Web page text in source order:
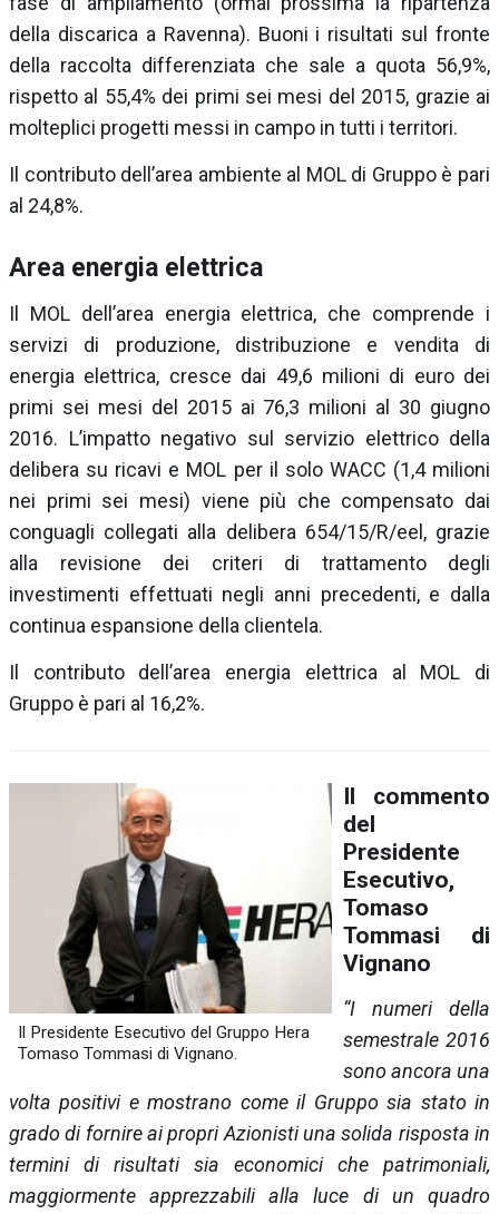
della discarica a Ravenna). Buoni i risultati sul fronte
della raccolta differenziata che sale a quota 56,9%,
rispetto al 55,4% dei primi sei mesi del 2015, grazie ai
molteplici progetti messi in campo in tutti i territori.
Il contributo dell’area ambiente al MOL di Gruppo è pari
al 24,8%.
Area energia elettrica
Il MOL dell’area energia elettrica, che comprende i
servizi di produzione, distribuzione e vendita di
energia elettrica, cresce dai 49,6 milioni di euro dei
primi sei mesi del 2015 ai 76,3 milioni al 30 giugno
2016. L’impatto negativo sul servizio elettrico della
delibera su ricavi e MOL per il solo WACC (1,4 milioni
nei primi sei mesi) viene più che compensato dai
conguagli collegati alla delibera 654/15/R/eel, grazie
alla revisione dei criteri di trattamento degli
investimenti effettuati negli anni precedenti, e dalla
continua espansione della clientela.
Il contributo dell’area energia elettrica al MOL di
Gruppo è pari al 16,2%.
Il Presidente Esecutivo del Gruppo Hera
Tomaso Tommasi di Vignano.
Il commento
del
Presidente
Esecutivo,
Tomaso
Tommasi di
Vignano
“I numeri della
semestrale 2016
sono ancora una
volta positivi e mostrano come il Gruppo sia stato in
grado di fornire ai propri Azionisti una solida risposta in
termini di risultati sia economici che patrimoniali,
maggiormente apprezzabili alla luce di un quadro